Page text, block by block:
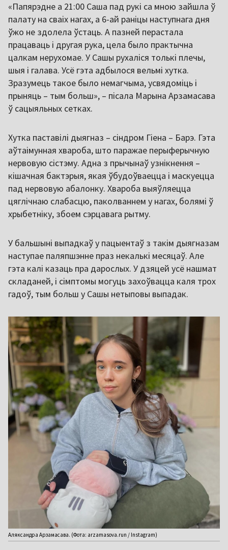
«Папярэдне а 21:00 Саша пад рукі са мною зайшла ў
палату на сваіх нагах, а 6-ай раніцы наступнага дня
ўжо не здолела ўстаць. А пазней перастала
працаваць і другая рука, цела было практычна
цалкам нерухомае. У Сашы рухаліся толькі плечы,
шыя і галава. Усё гэта адбылося вельмі хутка.
Зразумець такое было немагчыма, усвядоміць і
прыняць – тым больш», – пісала Марына Арзамасава
ў сацыяльных сетках.
Хутка паставілі дыягназ – сіндром Гіена – Барэ. Гэта
аўтаімунная хвароба, што паражае перыферычную
нервовую сістэму. Адна з прычынаў узнікнення –
кішачная бактэрыя, якая ўбудоўваецца і маскуецца
пад нервовую абалонку. Хвароба выяўляецца
цяглічнаю слабасцю, паколваннем у нагах, болямі ў
хрыбетніку, збоем сэрцавага рытму.
У бальшыні выпадкаў у пацыентаў з такім дыягназам
наступае паляпшэнне праз некалькі месяцаў. Але
гэта калі казаць пра дарослых. У дзяцей усё нашмат
складаней, і сімптомы могуць захоўвацца каля трох
гадоў, тым больш у Сашы нетыповы выпадак.
Аляксандра Арзамасава. (Фота: arzamasova.run / Instagram)